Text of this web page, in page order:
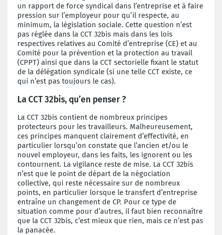
un rapport de force syndical dans l’entreprise et à faire
pression sur l’employeur pour qu’il respecte, au
minimum, la législation sociale. Cette question n’est
pas réglée dans la CCT 32bis mais dans les lois
respectives relatives au Comité d’entreprise (CE) et au
Comité pour la prévention et la protection au travail
(CPPT) ainsi que dans la CCT sectorielle fixant le statut
de la délégation syndicale (si une telle CCT existe, ce
qui n’est pas toujours le cas).
La CCT 32bis,qu’en penser ?
La CCT 32bis contient de nombreux principes
protecteurs pour les travailleurs. Malheureusement,
ces principes manquent clairement d’effectivité, en
particulier lorsqu’on constate que l’ancien et/ou le
nouvel employeur, dans les faits, les ignorent ou les
contournent. La vigilance reste de mise. La CCT 32bis
n’est que le point de départ de la négociation
collective, qui reste nécessaire sur de nombreux
points, en particulier lorsque le transfert d’entreprise
entraîne un changement de CP. Pour ce type de
situation comme pour d’autres, il faut bien reconnaître
que la CCT 32bis, c’est mieux que rien, mais ce n’est pas
la panacée.